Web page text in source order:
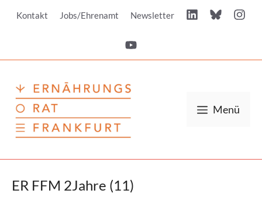
InhaltKontakt Jobs/Ehrenamt Newsletter
Menü
ER FFM 2Jahre (11)